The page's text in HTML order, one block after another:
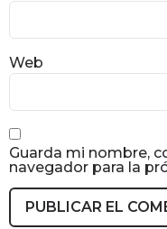
Web
Guarda mi nombre,
navegador para la